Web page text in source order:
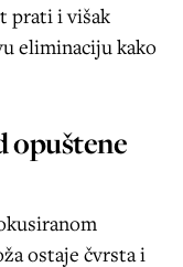
prati i višak
eliminaciju kako
opuštene
ostaje čvrsta i